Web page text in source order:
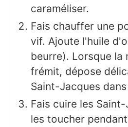
caraméliser.
Fais chauffer une
vif. Ajoute l'huile
beurre). Lorsque la
frémit, dépose
Saint-Jacques
Fais cuire les
les toucher